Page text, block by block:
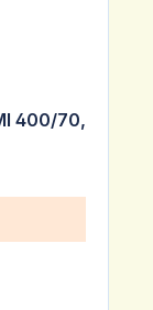
5 sterren
400/70,